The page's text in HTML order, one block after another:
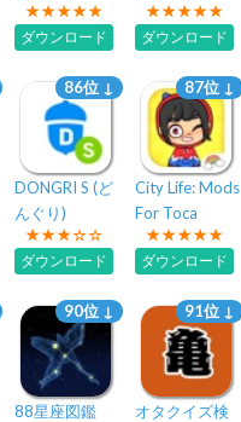
ダウンロード
Track ISS,
Starlink
ダウンロード
86位 ↓
DONGRI S (ど
んぐり)
ダウンロード
87位 ↓
City Life: Mods
For Toca
ダウンロード
90位 ↓
88星座図鑑
91位 ↓
オタクイズ検